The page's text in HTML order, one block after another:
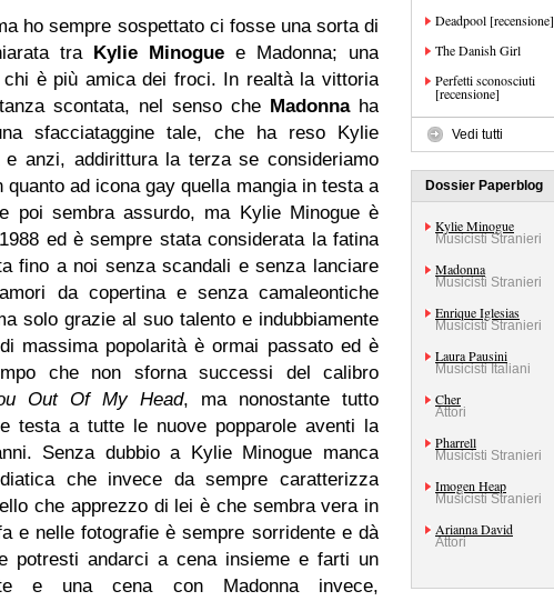
ho sempre sospettato ci fosse una sorta di
tra Kylie Minogue e Madonna; una
è più amica dei froci. In realtà la vittoria
scontata, nel senso che Madonnaha
sfacciataggine tale, che ha reso Kylie
e anzi, addirittura la terza se consideriamo
quanto ad icona gay quella mangia in testa a
poi sembra assurdo, ma Kylie Minogue è
ed è sempre stata considerata la fatina
fino a noi senza scandali e senza lanciare
da copertina e senza camaleontiche
solo grazie al suo talento e indubbiamente
massima popolarità è ormai passato ed è
che non sforna successi del calibro
Out Of My Head, ma nonostante tutto
testa a tutte le nuove popparole aventi la
Senza dubbio a Kylie Minogue manca
che invece da sempre caratterizza
che apprezzo di lei è che sembra vera in
e nelle fotografie è sempre sorridente e dà
potresti andarci a cena insieme e farti un
e una cena con Madonna invece,
Deadpool [recensione]
The Danish Girl
Perfetti sconosciuti
[recensione]
Vedi tutti
Dossier Paperblog
Kylie Minogue
Musicisti Stranieri
Madonna
Musicisti Stranieri
Enrique Iglesias
Musicisti Stranieri
Laura Pausini
Musicisti Italiani
Cher
Attori
Pharrell
Musicisti Stranieri
Imogen Heap
Musicisti Stranieri
Arianna David
Attori